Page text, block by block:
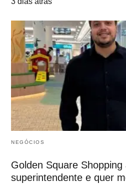
NEGÓCIOS
Golden Square
superintendente e quer